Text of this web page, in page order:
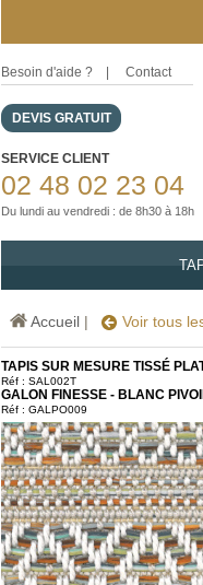
Besoin d'aide ? Contact
DEVIS GRATUIT
SERVICE CLIENT
02 48 02 23 04
Du lundi au vendredi : de 8h30 à 18h
Accueil | Voir tous
TAPIS SUR MESURE TISSÉ
Réf : SAL002T
GALON FINESSE - BLANC
Réf : GALPO009